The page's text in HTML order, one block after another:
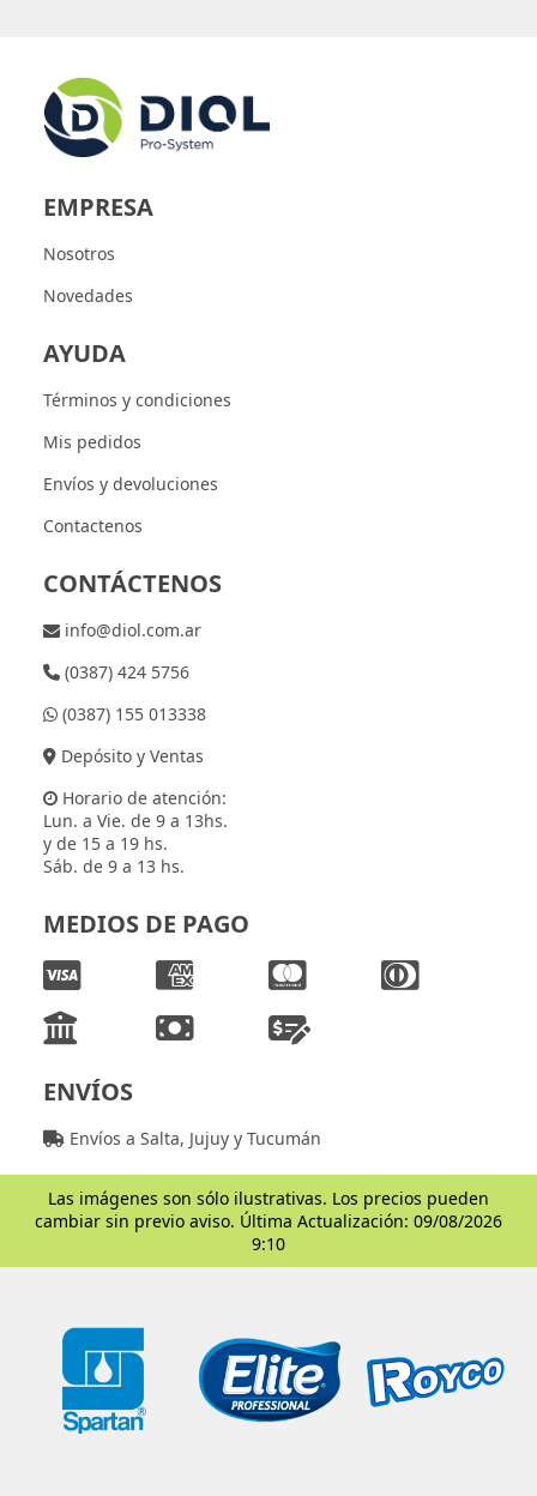
EMPRESA
Nosotros
Novedades
AYUDA
Términos y condiciones
Mis pedidos
Envíos y devoluciones
Contactenos
CONTÁCTENOS
info@diol.com.ar
(0387) 424 5756
(0387) 155 013338
Depósito y Ventas
Horario de atención:
Lun. a Vie. de 9 a 13hs.
y de 15 a 19 hs.
Sáb. de 9 a 13 hs.
MEDIOS DE PAGO
ENVÍOS
Envíos a Salta, Jujuy y Tucumán
Las imágenes son sólo ilustrativas. Los precios pueden
cambiar sin previo aviso. Última Actualización: 09/08/2026
9:10